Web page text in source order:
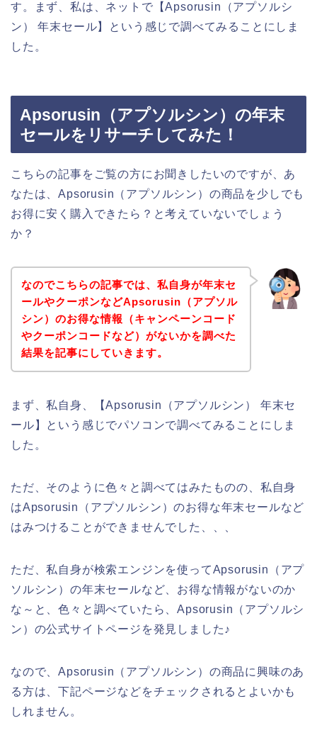
す。まず、私は、ネットで【Apsorusin（アプソルシ
ン） 年末セール】という感じで調べてみることにしま
した。
Apsorusin（アプソルシン）の年末
セールをリサーチしてみた！
こちらの記事をご覧の方にお聞きしたいのですが、あ
なたは、Apsorusin（アプソルシン）の商品を少しでも
お得に安く購入できたら？と考えていないでしょう
か？
なのでこちらの記事では、私自身が年末セ
ールやクーポンなどApsorusin（アプソル
シン）のお得な情報（キャンペーンコード
やクーポンコードなど）がないかを調べた
結果を記事にしていきます。
まず、私自身、【Apsorusin（アプソルシン） 年末セ
ール】という感じでパソコンで調べてみることにしま
した。
ただ、そのように色々と調べてはみたものの、私自身
はApsorusin（アプソルシン）のお得な年末セールなど
はみつけることができませんでした、、、
ただ、私自身が検索エンジンを使ってApsorusin（アプ
ソルシン）の年末セールなど、お得な情報がないのか
な～と、色々と調べていたら、Apsorusin（アプソルシ
ン）の公式サイトページを発見しました♪
なので、Apsorusin（アプソルシン）の商品に興味のあ
る方は、下記ページなどをチェックされるとよいかも
しれません。